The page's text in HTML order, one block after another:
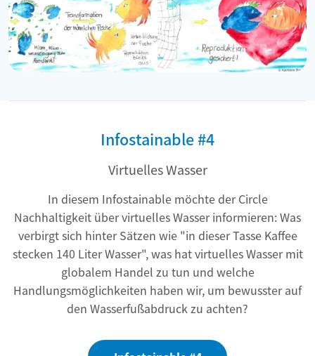
Infostainable #4
Virtuelles Wasser
In diesem Infostainable möchte der Circle
Nachhaltigkeit über virtuelles Wasser informieren: Was
verbirgt sich hinter Sätzen wie "in dieser Tasse Kaffee
stecken 140 Liter Wasser", was hat virtuelles Wasser mit
globalem Handel zu tun und welche
Handlungsmöglichkeiten haben wir, um bewusster auf
den Wasserfußabdruck zu achten?